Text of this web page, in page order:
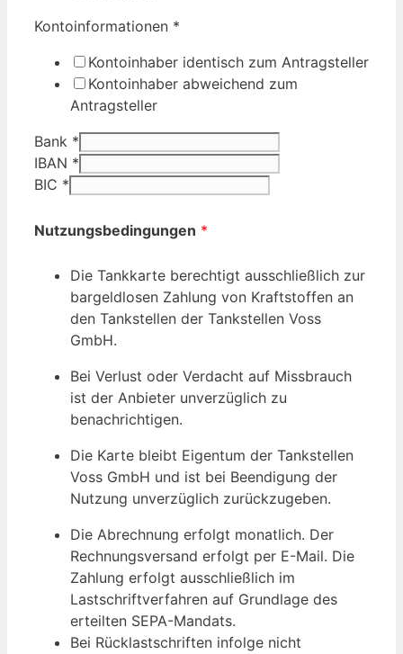
Kontoinformationen *
Kontoinhaber identisch zum Antragsteller
Kontoinhaber abweichend zum
Antragsteller
Vorname
gewünschten
Steuernummer
Bank *
IBAN *
BIC *
Nutzungsbedingungen *
Die Tankkarte berechtigt ausschließlich zur
bargeldlosen Zahlung von Kraftstoffen an
den Tankstellen der Tankstellen Voss
GmbH.
Bei Verlust oder Verdacht auf Missbrauch
ist der Anbieter unverzüglich zu
benachrichtigen.
Die Karte bleibt Eigentum der Tankstellen
Voss GmbH und ist bei Beendigung der
Nutzung unverzüglich zurückzugeben.
Die Abrechnung erfolgt monatlich. Der
Rechnungsversand erfolgt per E-Mail. Die
Zahlung erfolgt ausschließlich im
Lastschriftverfahren auf Grundlage des
erteilten SEPA-Mandats.
Bei Rücklastschriften infolge nicht